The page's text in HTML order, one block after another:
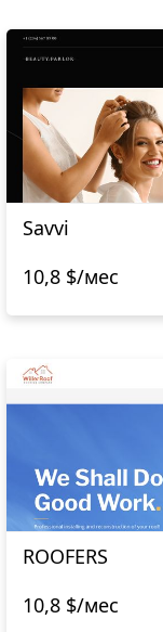
Savvi
10,8 $/мес
ROOFERS
10,8 $/мес